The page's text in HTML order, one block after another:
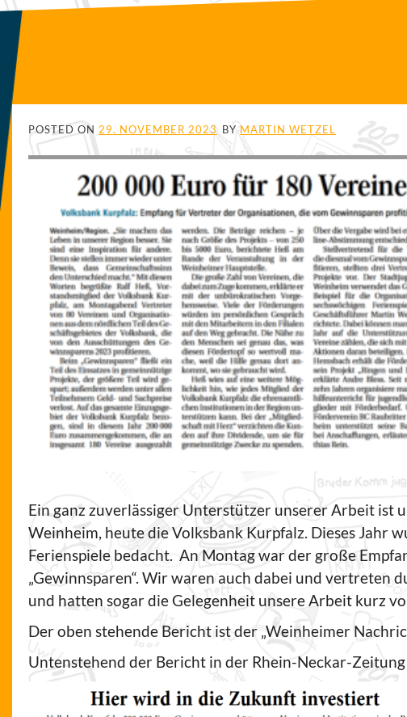
POSTED ON 29. NOVEMBER 2023 BY MARTIN WETZEL
Ein ganz zuverlässiger Unterstützer unserer Arbeit ist
Weinheim, heute die Volksbank Kurpfalz. Dieses Jahr
Ferienspiele bedacht. An Montag war der große
„Gewinnsparen“. Wir waren auch dabei und vertreten
und hatten sogar die Gelegenheit unsere Arbeit kurz
Der oben stehende Bericht ist der „Weinheimer
Untenstehend der Bericht in der Rhein-Neckar-